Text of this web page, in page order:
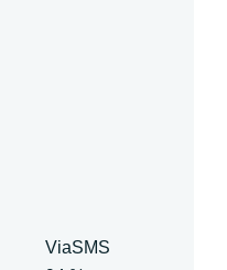
ViaSMS